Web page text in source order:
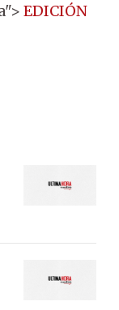
EDICIÓN